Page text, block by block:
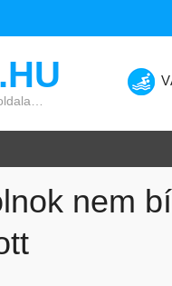
.HU
nem